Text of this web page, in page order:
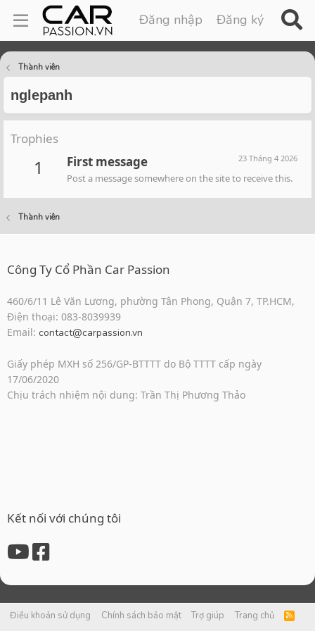
Đăng nhập Đăng ký
Thành viên
nglepanh
Trophies
1 23 Tháng 4 2026
First message
Post a message somewhere on the site to receive this.
Thành viên
Công Ty Cổ Phần Car Passion
460/6/11 Lê Văn Lương, phường Tân Phong, Quận 7, TP.HCM,
Điện thoại: 083-8039939
Email: contact@carpassion.vn
Giấy phép MXH số 256/GP-BTTTT do Bộ TTTT cấp ngày
17/06/2020
Chịu trách nhiệm nội dung: Trần Thị Phương Thảo
Kết nối với chúng tôi
Điều khoản sử dụng Chính sách bảo mật Trợ giúp Trang chủ
R
S